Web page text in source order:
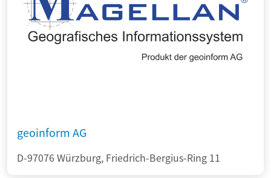
geoinform AG
D-97076 Würzburg, Friedrich-Bergius-Ring 11